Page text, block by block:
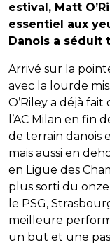
estival, Matt
essentiel aux
Danois a séduit
Arrivé sur la
avec la lourde
O’Riley a déjà
l’AC Milan en fin
de terrain danois
mais aussi en
en Ligue des
plus sorti du
le PSG,
meilleure
un but et une